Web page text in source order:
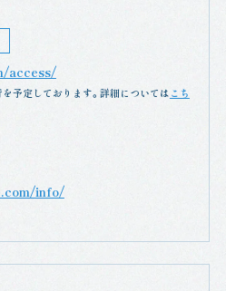
access/
予定しております。詳細についてはこち
info/